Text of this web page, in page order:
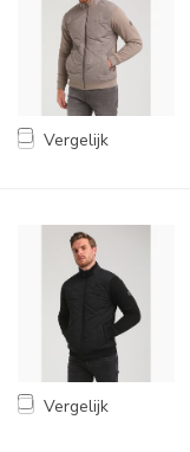
Vergelijk
Vergelijk